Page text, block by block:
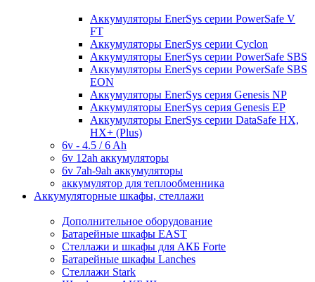
Аккумуляторы EnerSys серии PowerSafe V
FT
Аккумуляторы EnerSys серии Cyclon
Аккумуляторы EnerSys серии PowerSafe SBS
Аккумуляторы EnerSys серии PowerSafe SBS
EON
Аккумуляторы EnerSys серия Genesis NP
Аккумуляторы EnerSys серия Genesis EP
Аккумуляторы EnerSys серии DataSafe HX,
HX+ (Plus)
6v - 4.5 / 6 Ah
6v 12ah аккумуляторы
6v 7ah-9ah аккумуляторы
аккумулятор для теплообменника
Аккумуляторные шкафы, стеллажи
Дополнительное оборудование
Батарейные шкафы EAST
Стеллажи и шкафы для АКБ Forte
Батарейные шкафы Lanches
Стеллажи Stark